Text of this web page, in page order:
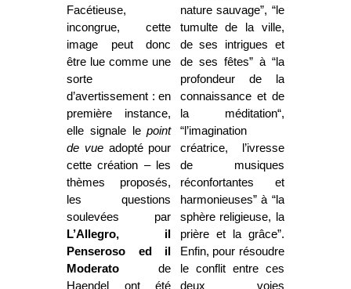
Facétieuse,
incongrue, cette
image peut donc
être lue comme une
sorte
d’avertissement : en
première instance,
elle signale lepoint
de vueadopté pour
cette création – les
thèmes proposés,
les questions
soulevées par
L’Allegro, il
Penseroso ed il
Moderato de
Haendel ont été
nature sauvage”, “le
tumulte de la ville,
de ses intrigues et
de ses fêtes” à “la
profondeur de la
connaissance et de
la méditation“,
“l’imagination
créatrice, l’ivresse
de musiques
réconfortantes et
harmonieuses” à “la
sphère religieuse, la
prière et la grâce”.
Enfin, pour résoudre
le conflit entre ces
deux voies